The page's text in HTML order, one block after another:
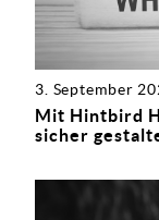
3. September
Mit Hintbird
sicher